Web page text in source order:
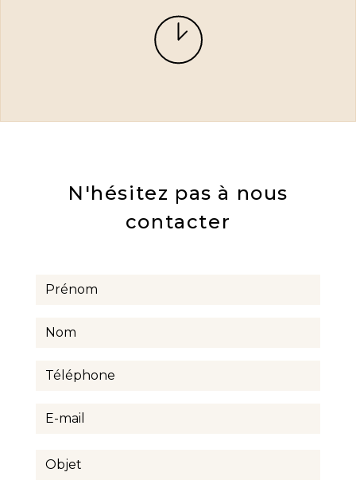
N'hésitez pas à nous
contacter